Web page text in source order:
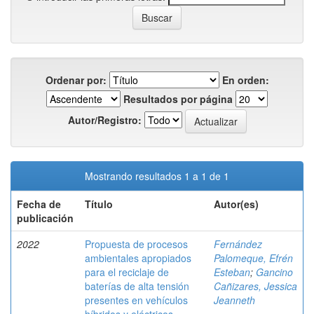
Ordenar por:
En orden:
Resultados por página
Autor/Registro:
Mostrando resultados 1 a 1 de 1
Fecha de
publicación
Título Autor(es)
2022
Propuesta de procesos
ambientales apropiados
para el reciclaje de
baterías de alta tensión
presentes en vehículos
Fernández
Palomeque, Efrén
Esteban; Gancino
Cañizares, Jessica
Jeanneth